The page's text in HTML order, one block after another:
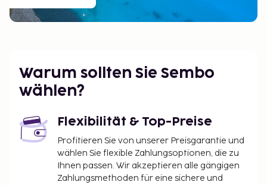
Warum sollten Sie Sembo
wählen?
Flexibilität & Top-Preise
Profitieren Sie von unserer Preisgarantie und
wählen Sie flexible Zahlungsoptionen, die zu
Ihnen passen. Wir akzeptieren alle gängigen
Zahlungsmethoden für eine sichere und